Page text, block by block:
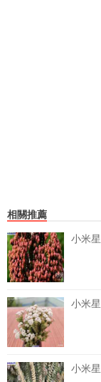
相關推薦
小米
小米
小米